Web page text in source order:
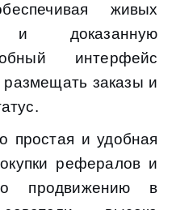
живых
и доказанную
интерфейс
размещать заказы и
простая и удобная
рефералов и
продвижению в